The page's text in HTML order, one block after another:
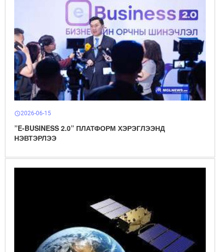
schedule2026-06-15
”E-BUSINESS 2.0” ПЛАТФОРМ ХЭРЭГЛЭЭНД
НЭВТЭРЛЭЭ